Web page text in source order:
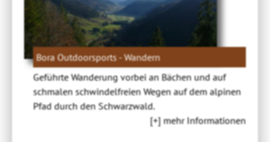
Bora Outdoorsports - Wandern
Geführte Wanderung vorbei an Bächen und auf
schmalen schwindelfreien Wegen auf dem alpinen
Pfad durch den Schwarzwald.
[+] mehr Informationen